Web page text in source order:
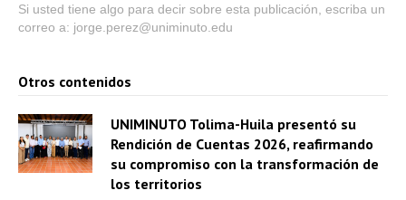
Si usted tiene algo para decir sobre esta publicación, escriba un
correo a: jorge.perez@uniminuto.edu
Otros contenidos
UNIMINUTO Tolima-Huila presentó su
Rendición de Cuentas 2026, reafirmando
su compromiso con la transformación de
los territorios